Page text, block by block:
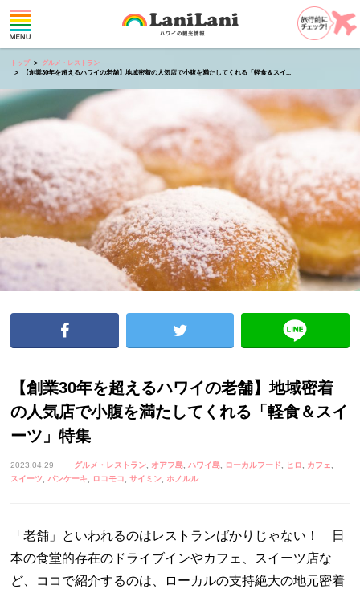
トップ
グルメ・レストラン
【創業30年を超えるハワイの老舗】地域密着の人気店で小腹を満たしてくれる「軽食＆スイ...
【創業30年を超えるハワイの老舗】地域密着
の人気店で小腹を満たしてくれる「軽食＆スイ
ーツ」特集
2023.04.29 グルメ・レストラン オアフ島 ハワイ島 ローカルフード ヒロ
カフェ
スイーツ パンケーキ ロコモコ サイミン ホノルル
「老舗」といわれるのはレストランばかりじゃない！ 日
本の食堂的存在のドライブインやカフェ、スイーツ店な
ど、ココで紹介するのは、ローカルの支持絶大の地元密着